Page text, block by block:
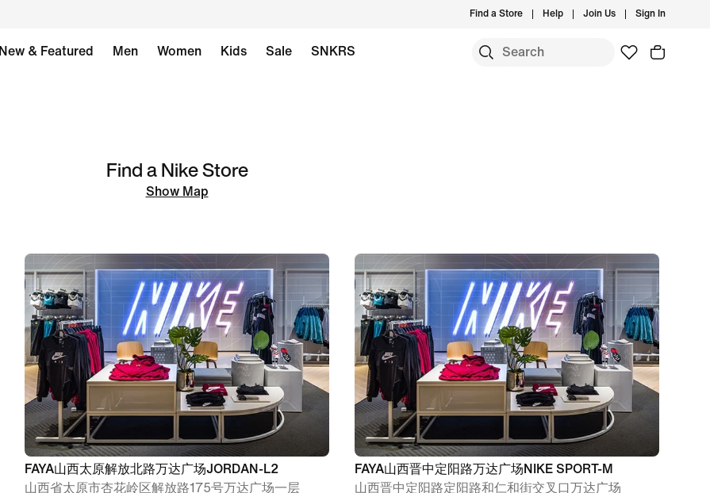
Find a Store Help Join Us Sign In
New & Featured Men Women Kids Sale SNKRS
Find a Nike Store
Show Map
FAYA山西太原解放北路万达广场JORDAN-L2
山西省太原市杏花岭区解放路175号万达广场一层
FAYA山西晋中定阳路万达广场NIKE SPORT-M
山西晋中定阳路定阳路和仁和街交叉口万达广场